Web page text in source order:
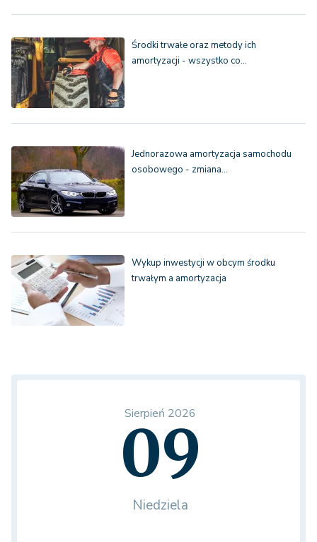
Środki trwałe oraz metody ich
amortyzacji - wszystko co…
Jednorazowa amortyzacja samochodu
osobowego - zmiana…
Wykup inwestycji w obcym środku
trwałym a amortyzacja
Sierpień 2026
09
Niedziela